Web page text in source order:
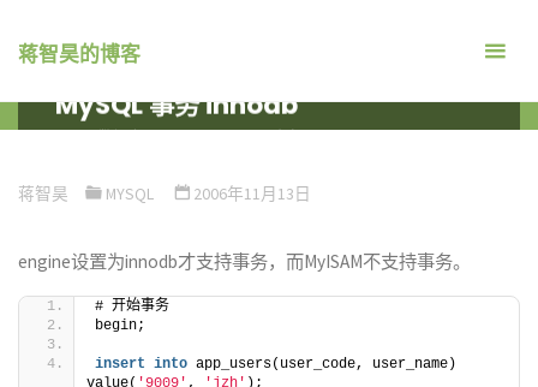
蒋智昊的博客
MySQL 事务 innodb
蒋智昊 MYSQL 2006年11月13日
engine设置为innodb才支持事务，而MyISAM不支持事务。
# 开始事务
begin;
insert into app_users(user_code, user_name)